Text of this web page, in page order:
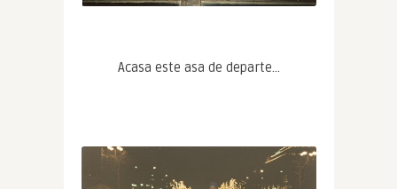
Acasa este asa de departe…